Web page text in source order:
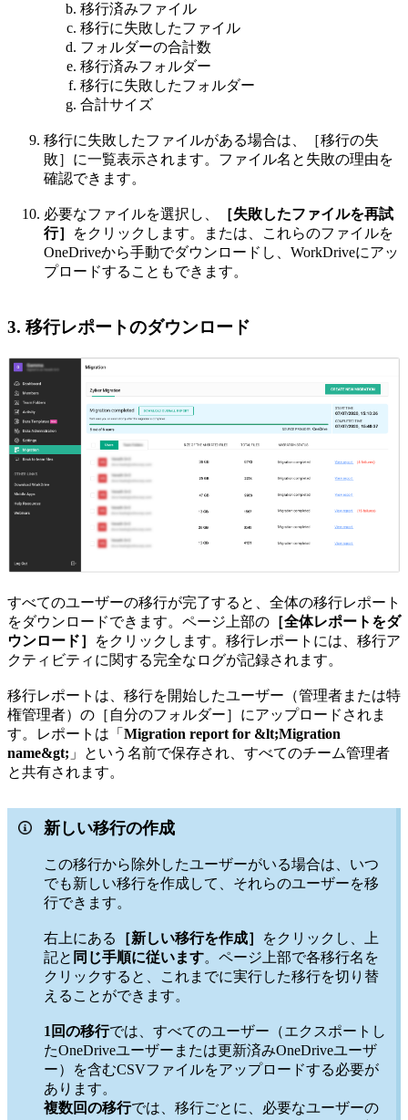
移行済みファイル
移行に失敗したファイル
フォルダーの合計数
移行済みフォルダー
移行に失敗したフォルダー
合計サイズ
移行に失敗したファイルがある場合は、［移行の失
敗］に一覧表示されます。ファイル名と失敗の理由を
確認できます。
必要なファイルを選択し、
［失敗したファイルを再試
行］
をクリックします。または、これらのファイルを
OneDriveから手動でダウンロードし、WorkDriveにアッ
プロードすることもできます。
3. 移行レポートのダウンロード
すべてのユーザーの移行が完了すると、全体の移行レポート
をダウンロードできます。 ページ上部の ［全体レポートをダ
ウンロード］
をクリックします。移行レポートには、移行ア
クティビティに関する完全なログが記録されます。
移行レポートは、移行を開始したユーザー（管理者または特
権管理者）の［自分のフォルダー］にアップロードされま
す。レポートは「 Migration report for &lt;Migration
name&gt; 」という名前で保存され、すべてのチーム管理者
と共有されます。
新しい移行の作成
この移行から除外したユーザーがいる場合は、いつ
でも新しい移行を作成して、それらのユーザーを移
行できます。
右上にある ［新しい移行を作成］
をクリックし、上
記と 同じ手順に従います。ページ上部で各移行名を
クリックすると、これまでに実行した移行を切り替
えることができます。
1回の移行では、すべてのユーザー（エクスポートし
たOneDriveユーザーまたは更新済みOneDriveユーザ
ー）を含むCSVファイルをアップロードする必要が
あります。
複数回の移行では、移行ごとに、必要なユーザーの